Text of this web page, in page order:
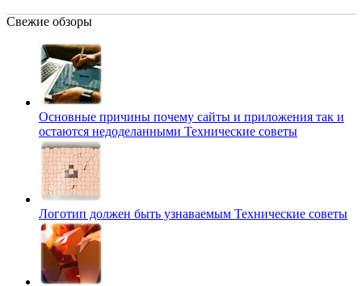
Свежие обзоры
Основные причины почему сайты и приложения так и
остаются недоделанными Технические советы
Логотип должен быть узнаваемым Технические советы